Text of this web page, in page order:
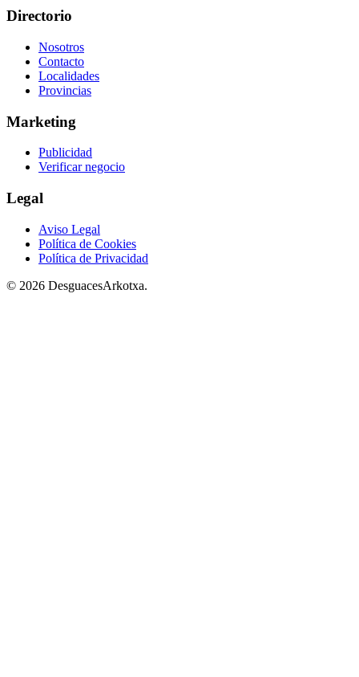
Directorio
Nosotros
Contacto
Localidades
Provincias
Marketing
Publicidad
Verificar negocio
Legal
Aviso Legal
Política de Cookies
Política de Privacidad
© 2026 DesguacesArkotxa.